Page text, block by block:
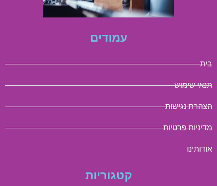
עמודים
בית
תנאי שימוש
הצהרת נגישות
מדיניות פרטיות
אודותינו
קטגוריות